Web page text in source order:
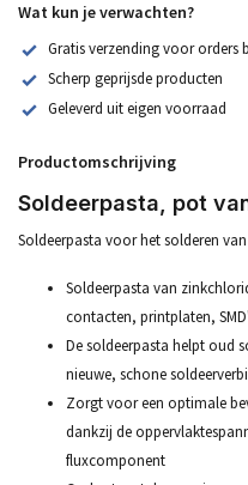
Wat kun je verwachten?
Gratis verzending voor orders
Scherp geprijsde producten
Geleverd uit eigen voorraad
Productomschrijving
Soldeerpasta, pot
Soldeerpasta voor het solderen
Soldeerpasta van
contacten, printplaten,
De soldeerpasta helpt oud
nieuwe, schone
Zorgt voor een optimale
dankzij de
fluxcomponent